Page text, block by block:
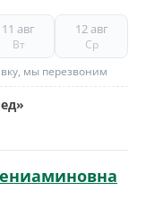
11 авг
Вт
12 авг
Ср
мы перезвоним